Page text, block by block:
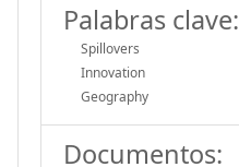
Palabras clave:
Spillovers
Innovation
Geography
Documentos: